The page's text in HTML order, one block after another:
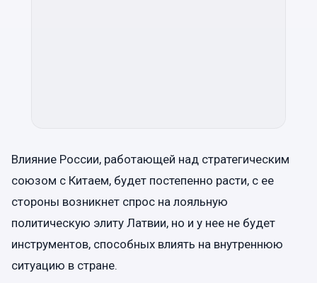
Влияние России, работающей над стратегическим
союзом с Китаем, будет постепенно расти, с ее
стороны возникнет спрос на лояльную
политическую элиту Латвии, но и у нее не будет
инструментов, способных влиять на внутреннюю
ситуацию в стране.